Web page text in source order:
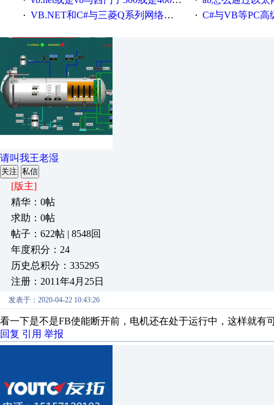
· VB.NET和C#与三菱Q系列网络通讯的源代码 · C#与VB等PC高级语言与
请叫我王老湿
关注 私信
[版主]
精华：0帖
求助：0帖
帖子：622帖 | 8548回
年度积分：24
历史总积分：335295
注册：2011年4月25日
发表于：2020-04-22 10:43:26
看一下是不是FB使能断开前，电机还在处于运行中，这样就有
回复 引用 举报